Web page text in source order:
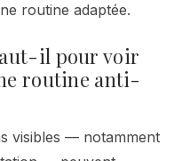
routine adaptée.
il pour voir
routine anti-
visibles — notamment